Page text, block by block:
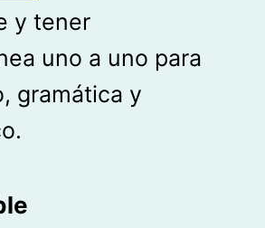
y tener
uno a uno para
gramática y